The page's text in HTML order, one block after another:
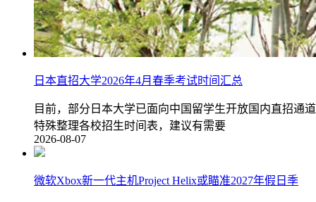
日本直招大学2026年4月春季考试时间汇总
目前，部分日本大学已面向中国留学生开放国内直招通
特殊整理各校招生时间表，建议有需要
2026-08-07
微软Xbox新一代主机Project Helix或瞄准2027年假日季